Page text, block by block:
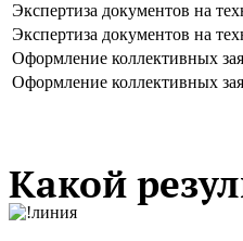
Экспертиза документов на
Экспертиза документов на
Оформление коллективных
Оформление коллективных
Какой